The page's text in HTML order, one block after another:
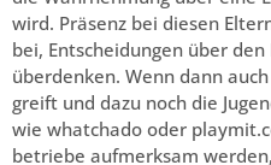
wird. Präsenz bei diesen
bei, Entscheidungen über
überdenken. Wenn dann
greift und dazu noch die
wie whatchado oder
betriebe aufmerksam